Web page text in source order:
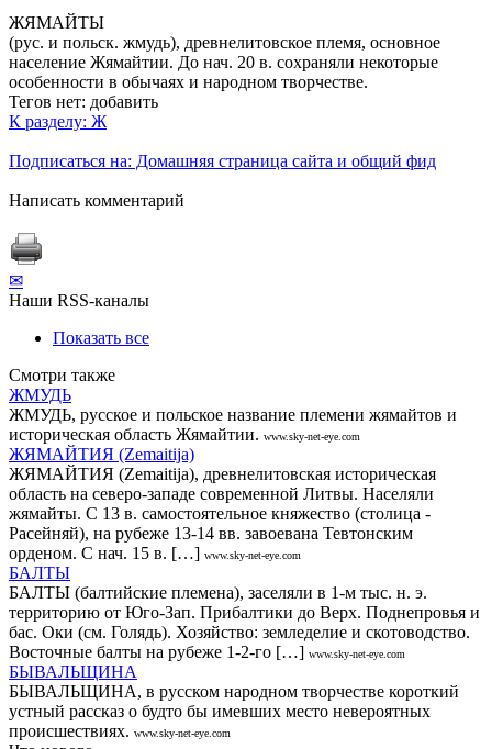
ЖЯМАЙТЫ
(рус. и польск. жмудь), древнелитовское племя, основное
население Жямайтии. До нач. 20 в. сохраняли некоторые
особенности в обычаях и народном творчестве.
Тегов нет: добавить
К разделу: Ж
Подписаться на: Домашняя страница сайта и общий фид
Написать комментарий
✉
Наши RSS-каналы
Показать все
Смотри также
ЖМУДЬ
ЖМУДЬ, русское и польское название племени жямайтов и
историческая область Жямайтии. www.sky-net-eye.com
ЖЯМАЙТИЯ (Zemaitija)
ЖЯМАЙТИЯ (Zemaitija), древнелитовская историческая
область на северо-западе современной Литвы. Населяли
жямайты. С 13 в. самостоятельное княжество (столица -
Расейняй), на рубеже 13-14 вв. завоевана Тевтонским
орденом. С нач. 15 в. […] www.sky-net-eye.com
БАЛТЫ
БАЛТЫ (балтийские племена), заселяли в 1-м тыс. н. э.
территорию от Юго-Зап. Прибалтики до Верх. Поднепровья и
бас. Оки (см. Голядь). Хозяйство: земледелие и скотоводство.
Восточные балты на рубеже 1-2-го […] www.sky-net-eye.com
БЫВАЛЬЩИНА
БЫВАЛЬЩИНА, в русском народном творчестве короткий
устный рассказ о будто бы имевших место невероятных
происшествиях. www.sky-net-eye.com